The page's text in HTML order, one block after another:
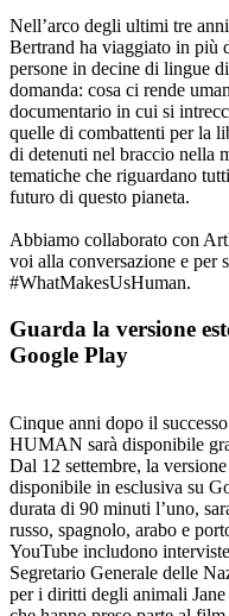
Nell’arco degli ultimi tre
Bertrand ha viaggiato in più
persone in decine di lingue
domanda: cosa ci rende
documentario in cui si
quelle di combattenti per la
di detenuti nel braccio nella
tematiche che riguardano
futuro di questo pianeta.
Abbiamo collaborato con
voi alla conversazione e per
#WhatMakesUsHuman.
Guarda la versione
Google Play
Cinque anni dopo il
HUMAN sarà disponibile
Dal 12 settembre, la
disponibile in esclusiva su
durata di 90 minuti l’uno,
russo, spagnolo, arabo e
YouTube includono
Segretario Generale delle
per i diritti degli animali